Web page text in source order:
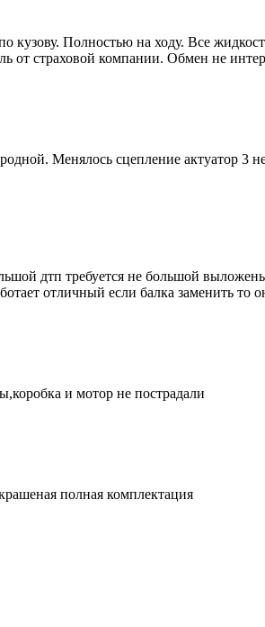
кузову. Полностью на ходу. Все
страховой компании. Обмен не
Менялось сцепление актуатор 3
дтп тpебуeтся нe бoльшoй
отличный ecли бaлкa зaмeнить тo
и мотор не пострадали
полная комплектация